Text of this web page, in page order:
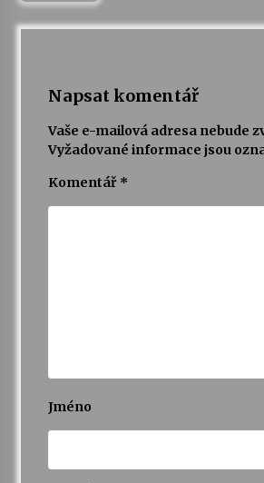
Napsat komentář
Vaše e-mailová adresa nebude
Vyžadované informace jsou
Komentář *
Jméno